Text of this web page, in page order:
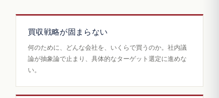
買収戦略が固まらない
何のために、どんな会社を、いくらで買うのか。社内議
論が抽象論で止まり、具体的なターゲット選定に進めな
い。